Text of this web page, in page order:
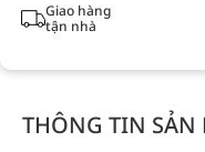
Giao hàng
tận nhà
THÔNG TIN SẢN